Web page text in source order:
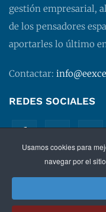
Usamos cookies para
navegar por el
gestión empresarial,
de los pensadores
aportarles lo último
Contactar:
REDES SOCIALES
©2026 EXECUTIVE